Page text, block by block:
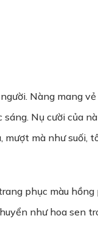
Nàng mang
Nụ cười của
mà như suối,
phục màu
như hoa sen